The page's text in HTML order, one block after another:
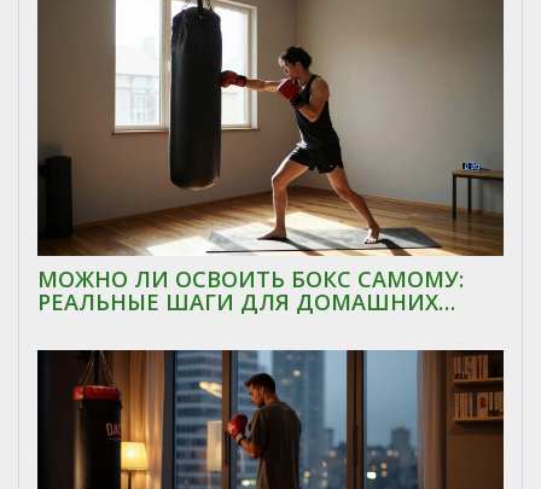
МОЖНО ЛИ ОСВОИТЬ БОКС САМОМУ:
РЕАЛЬНЫЕ ШАГИ ДЛЯ ДОМАШНИХ